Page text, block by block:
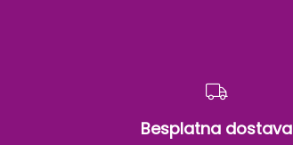
Besplatna dostava